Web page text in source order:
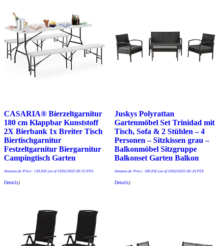
CASARIA® Bierzeltgarnitur
180 cm Klappbar Kunststoff
2X Bierbank 1x Breiter Tisch
Biertischgarnitur
Festzeltgarnitur Biergarnitur
Campingtisch Garten
Amazon.de Price: 139,95€(as of 19/02/2025 00:53 PST-
Details)
Juskys Polyrattan
Gartenmöbel Set Trinidad mit
Tisch, Sofa & 2 Stühlen – 4
Personen – Sitzkissen grau –
Balkonmöbel Sitzgruppe
Balkonset Garten Balkon
Amazon.de Price: 189,95€(as of 10/02/2025 00:24 PST-
Details)